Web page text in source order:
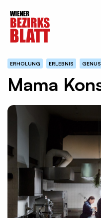
ERHOLUNG ERLEBNIS
Mama